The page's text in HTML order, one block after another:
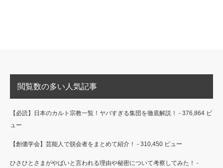
閲覧数の多い人気記事
【必読】日本のカルト宗教一覧！ヤバすぎる集団を徹底解説！ - 376,864 ビ
ュー
【創価学会】芸能人で脱会者をまとめて紹介！ - 310,450 ビュー
ひさひとさまがやばいと言われる理由や秘密について考察してみた！ -